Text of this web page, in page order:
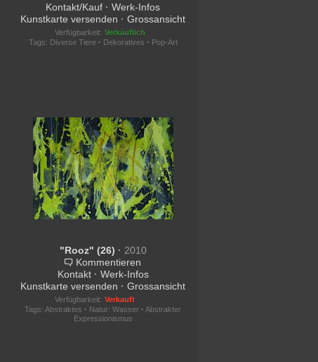
Kontakt/Kauf · Werk-Infos
Kunstkarte versenden · Grossansicht
Verfügbarkeit: Verkäuflich
Tags: Diverse Tiere · Dekoratives · Pop-Art
"Rooz" (26) · 2010
Kommentieren
Kontakt · Werk-Infos
Kunstkarte versenden · Grossansicht
Verfügbarkeit: Verkauft
Tags:Abstraktes · Natur: Wasser · Abstrakter
Expressionismus